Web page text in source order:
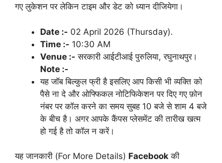
गए लुकेशन पर लेकिन टाइम और डेट को ध्यान दीजियेगा।
Date :- 02 April 2026 (Thursday).
Time :- 10:30 AM
Venue :- सरकारी आईटीआई पुरुलिया, रघुनाथपुर।
Note :-
यह जॉब बिल्कुल फ्री है इसलिए आप किसी भी व्यक्ति को
पैसे ना दे और ओफ्फिकल नोटिफिकेशन पर दिए गए फ़ोन
नंबर पर कॉल करने का समय सुबह 10 बजे से शाम 4 बजे
के बीच है। अगर आपके कैंपस प्लेसमेंट की तारीख खत्म
हो गई है तो कॉल न करें।
यह जानकारी (For More Details) Facebook की